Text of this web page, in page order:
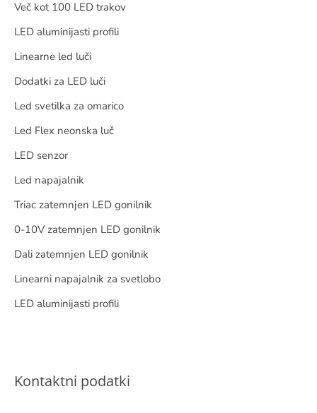
Več kot 100 LED trakov
LED aluminijasti profili
Linearne led luči
Dodatki za LED luči
Led svetilka za omarico
Led Flex neonska luč
LED senzor
Led napajalnik
Triac zatemnjen LED gonilnik
0-10V zatemnjen LED gonilnik
Dali zatemnjen LED gonilnik
Linearni napajalnik za svetlobo
LED aluminijasti profili
Kontaktni podatki